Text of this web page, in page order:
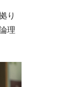
り
理